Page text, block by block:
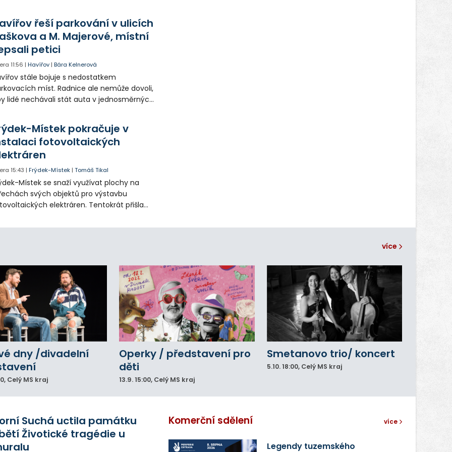
certifikáty o absolvování studia a
dárky.
řeší parkování v ulicích
a M. Majerové, místní
petici
11:56 |Havířov |Bára Kelnerová
stále bojuje s nedostatkem
míst. Radnice ale nemůže dovoli,
lidé nechávali stát auta v jednosměrných
někteří obyvatelé rozhodli sepsat petici.
Místek pokračuje v
fotovoltaických
15:43 |Frýdek-Místek |Tomáš Tikal
Místek se snaží využívat plochy na
svých objektů pro výstavbu
elektráren. Tentokrát přišla
více
dny /divadelní
, Celý MS kraj
Operky / představení pro
děti
13.9.15:00, Celý MS kraj
Smetanovo trio/ koncert
5.10. 18:00, Celý MS kraj
Suchá uctila památku
Životické tragédie u
Komerční sdělení více
Legendy tuzemského